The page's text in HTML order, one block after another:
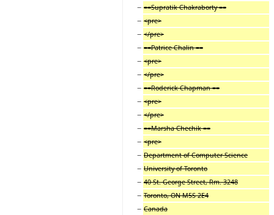
− ==Supratik Chakraborty ==
− <pre>
− </pre>
− ==Patrice Chalin ==
− <pre>
− </pre>
− ==Roderick Chapman ==
− <pre>
− </pre>
− ==Marsha Chechik ==
− <pre>
− Department of Computer Science
− University of Toronto
− 40 St. George Street, Rm. 3248
− Toronto, ON M5S 2E4
− Canada